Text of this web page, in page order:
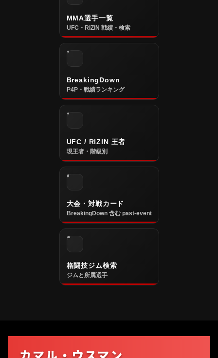
MMA選手一覧
UFC・RIZIN 戦績・検索
BreakingDown
P4P・戦績ランキング
UFC / RIZIN 王者
現王者・階級別
大会・対戦カード
BreakingDown 含む past-event
格闘技ジム検索
ジムと所属選手